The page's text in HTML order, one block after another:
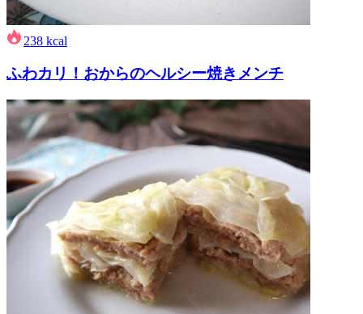
238 kcal
ふわカリ！おからのヘルシー焼きメンチ